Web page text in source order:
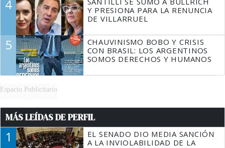
4
Y PRESIONA PARA LA RENUNCIA
DE VILLARRUEL
5
CHAUVINISMO BOBO Y CRISIS
CON BRASIL: LOS ARGENTINOS
SOMOS DERECHOS Y HUMANOS
Espacio Publicitario
MÁS LEÍDAS DE PERFIL
1
EL SENADO DIO MEDIA SANCIÓN
A LA INVIOLABILIDAD DE LA